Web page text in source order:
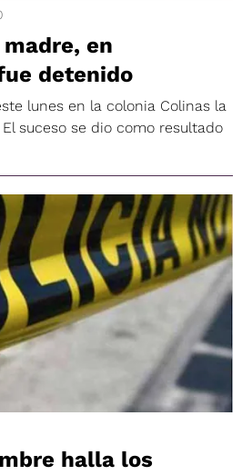
en
detenido
lunes en la colonia Colinas la
suceso se dio como resultado
halla los